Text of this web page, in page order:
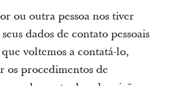
ou outra pessoa nos tiver
dados de contato pessoais
voltemos a contatá-lo,
os procedimentos de